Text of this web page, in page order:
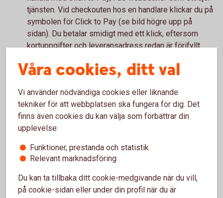
tjänsten. Vid checkouten hos en handlare klickar du på
symbolen för Click to Pay (se bild högre upp på
sidan). Du betalar smidigt med ett klick, eftersom
kortuppgifter och leveransadress redan är förifyllt.
Kom ihåg!
Glöm inte att du behöver slå på kortet för internetköp
för att kunna handla online. Du kan slå av och på för
internetköp i appen, under Kortinställningar.
Handla på nätet
Våra cookies, ditt val
Vi använder nödvändiga cookies eller liknande
tekniker för att webbplatsen ska fungera för dig. Det
finns även cookies du kan välja som förbättrar din
upplevelse:
Funktioner, prestanda och statistik
Relevant marknadsföring
Du kan ta tillbaka ditt cookie-medgivande när du vill,
på cookie-sidan eller under din profil när du är